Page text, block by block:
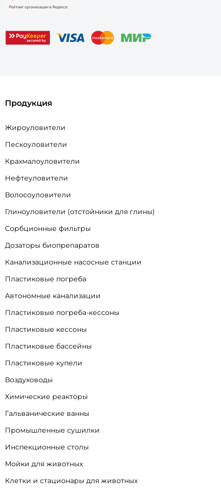
Продукция
Жироуловители
Пескоуловители
Крахмалоуловители
Нефтеуловители
Волосоуловители
Глиноуловители (отстойники для глины)
Сорбционные фильтры
Дозаторы биопрепаратов
Канализационные насосные станции
Пластиковые погреба
Автономные канализации
Пластиковые погреба-кессоны
Пластиковые кессоны
Пластиковые бассейны
Пластиковые купели
Воздуховоды
Химические реакторы
Гальванические ванны
Промышленные сушилки
Инспекционные столы
Мойки для животных
Клетки и стационары для животных